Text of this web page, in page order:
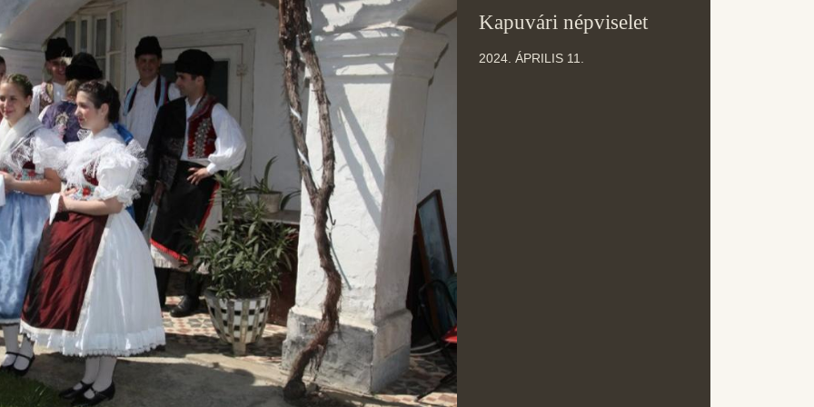
Kapuvári népviselet
2024. ÁPRILIS 11.